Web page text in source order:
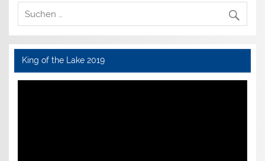
King of the Lake 2019